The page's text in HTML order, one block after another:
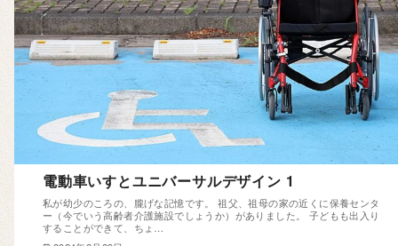
電動車いすとユニバーサルデザイン 1
私が幼少のころの、朧げな記憶です。 祖父、祖母の家の近くに保養センタ
ー（今でいう高齢者介護施設でしょうか）がありました。 子どもも出入り
することができて、ちょ…